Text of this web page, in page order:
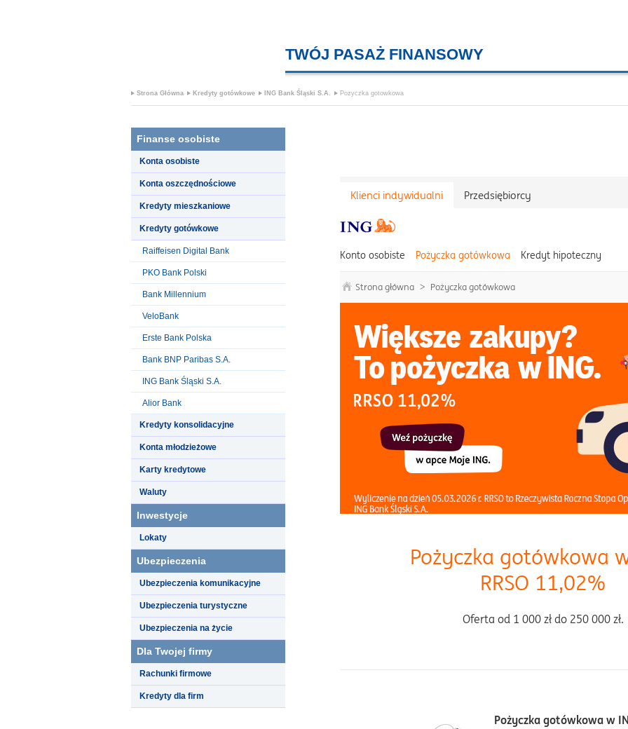
TWÓJ PASAŻ FINANSOWY
Strona Główna Kredyty gotówkowe ING Bank Śląski S.A. Pozyczka gotowkowa
Finanse osobiste
Konta osobiste
Konta oszczędnościowe
Kredyty mieszkaniowe
Kredyty gotówkowe
Raiffeisen Digital Bank
PKO Bank Polski
Bank Millennium
VeloBank
Erste Bank Polska
Bank BNP Paribas S.A.
ING Bank Śląski S.A.
Alior Bank
Kredyty konsolidacyjne
Konta młodzieżowe
Karty kredytowe
Waluty
Inwestycje
Lokaty
Ubezpieczenia
Ubezpieczenia komunikacyjne
Ubezpieczenia turystyczne
Ubezpieczenia na życie
Dla Twojej firmy
Rachunki firmowe
Kredyty dla firm
Klienci indywidualni Przedsiębiorcy
Konto osobiste Pożyczka gotówkowa Kredyt hipoteczny
Strona główna > Pożyczka gotówkowa
Pożyczka gotówkowa
RRSO 11,02%
Oferta od 1 000 zł do 250 000 zł.
Pożyczka gotówkowa w